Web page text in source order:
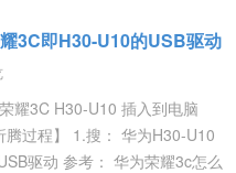
3C即H30-U10的USB驱动
耀3C H30-U10 插入到电脑
过程】 1.搜： 华为H30-U10
驱动 参考： 华为荣耀3c怎么